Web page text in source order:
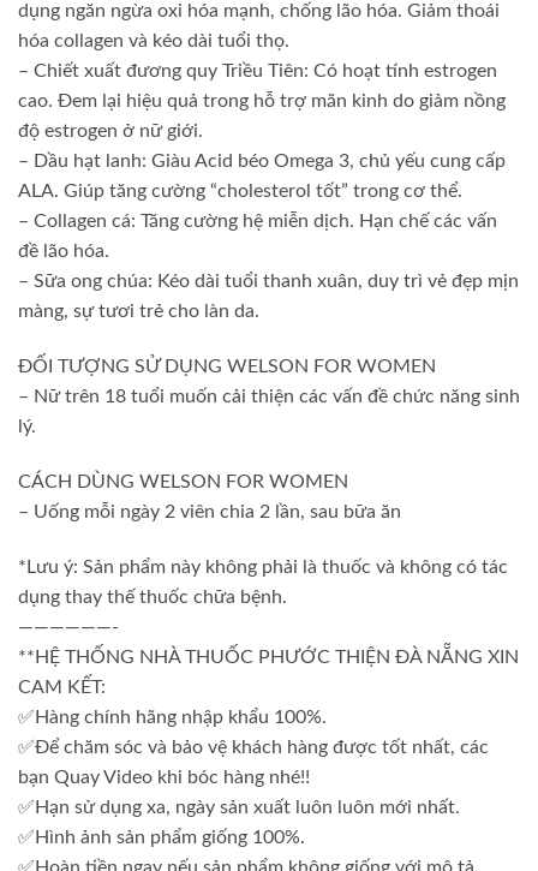
dụng ngăn ngừa oxi hóa mạnh, chống lão hóa. Giảm thoái
hóa collagen và kéo dài tuổi thọ.
– Chiết xuất đương quy Triều Tiên: Có hoạt tính estrogen
cao. Đem lại hiệu quả trong hỗ trợ mãn kinh do giảm nồng
độ estrogen ở nữ giới.
– Dầu hạt lanh: Giàu Acid béo Omega 3, chủ yếu cung cấp
ALA. Giúp tăng cường “cholesterol tốt” trong cơ thể.
– Collagen cá: Tăng cường hệ miễn dịch. Hạn chế các vấn
đề lão hóa.
– Sữa ong chúa: Kéo dài tuổi thanh xuân, duy trì vẻ đẹp mịn
màng, sự tươi trẻ cho làn da.
ĐỐI TƯỢNG SỬ DỤNG WELSON FOR WOMEN
– Nữ trên 18 tuổi muốn cải thiện các vấn đề chức năng sinh
lý.
CÁCH DÙNG WELSON FOR WOMEN
– Uống mỗi ngày 2 viên chia 2 lần, sau bữa ăn
*Lưu ý: Sản phẩm này không phải là thuốc và không có tác
dụng thay thế thuốc chữa bệnh.
——————-
**HỆ THỐNG NHÀ THUỐC PHƯỚC THIỆN ĐÀ NẴNG XIN
CAM KẾT:
✅Hàng chính hãng nhập khẩu 100%.
✅Để chăm sóc và bảo vệ khách hàng được tốt nhất, các
bạn Quay Video khi bóc hàng nhé!!
✅Hạn sử dụng xa, ngày sản xuất luôn luôn mới nhất.
✅Hình ảnh sản phẩm giống 100%.
✅Hoàn tiền ngay nếu sản phẩm không giống với mô tả.